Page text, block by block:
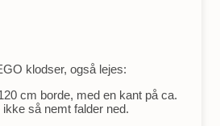
klodser, også lejes:
cm borde, med en kant på ca.
så nemt falder ned.